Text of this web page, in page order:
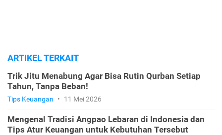
ARTIKEL TERKAIT
Trik Jitu Menabung Agar Bisa Rutin Qurban Setiap
Tahun, Tanpa Beban!
Tips Keuangan • 11 Mei 2026
Mengenal Tradisi Angpao Lebaran di Indonesia dan
Tips Atur Keuangan untuk Kebutuhan Tersebut